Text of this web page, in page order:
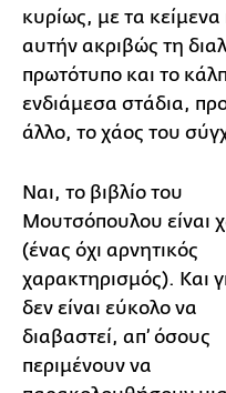
κυρίως, με τα
αυτήν ακριβώς τη
πρωτότυπο και το
ενδιάμεσα στάδια,
άλλο, το χάος του
Ναι, το βιβλίο του
Μουτσόπουλου είναι
(ένας όχι αρνητικός
χαρακτηρισμός). Και
δεν είναι εύκολο να
διαβαστεί, απ’ όσους
περιμένουν να